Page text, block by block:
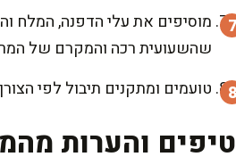
שהשעועית רכה והמקרם של
טועמים ומתקנים תיבול לפי
טיפים והערות